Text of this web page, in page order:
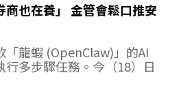
商也在養」 金管會鬆口推安
「龍蝦 (OpenClaw)」的AI
行多步驟任務。今（18）日